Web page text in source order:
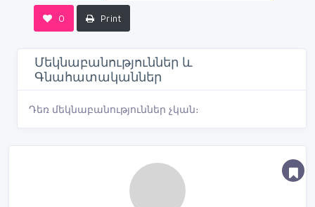
0 Print
Մեկնաբանություններ և
Գնահատականներ
Դեռ մեկնաբանություններ չկան։